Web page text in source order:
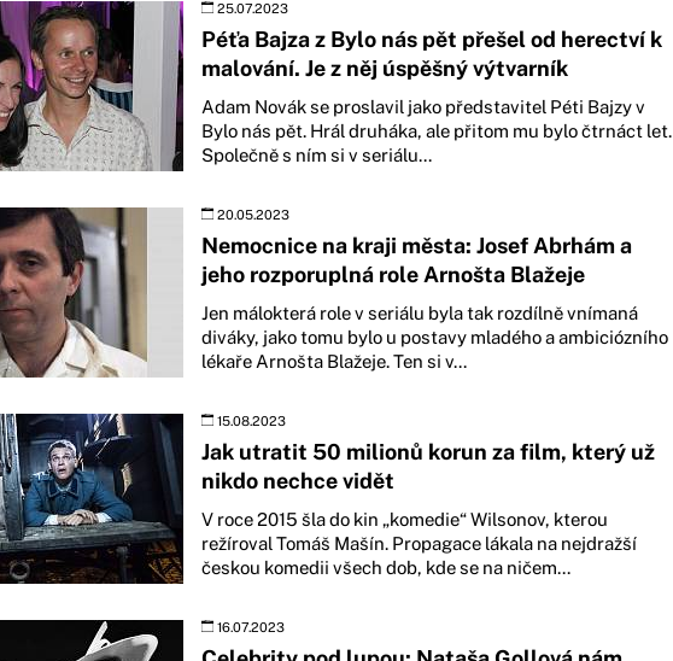
25.07.2023
Péťa Bajza z Bylo nás pět přešel od herectví k
malování. Je z něj úspěšný výtvarník
Adam Novák se proslavil jako představitel Péti Bajzy v
Bylo nás pět. Hrál druháka, ale přitom mu bylo čtrnáct let.
Společně s ním si v seriálu...
20.05.2023
Nemocnice na kraji města: Josef Abrhám a
jeho rozporuplná role Arnošta Blažeje
Jen málokterá role v seriálu byla tak rozdílně vnímaná
diváky, jako tomu bylo u postavy mladého a ambiciózního
lékaře Arnošta Blažeje. Ten si v...
15.08.2023
Jak utratit 50 milionů korun za film, který už
nikdo nechce vidět
V roce 2015 šla do kin „komedie“ Wilsonov, kterou
režíroval Tomáš Mašín. Propagace lákala na nejdražší
českou komedii všech dob, kde se na ničem...
16.07.2023